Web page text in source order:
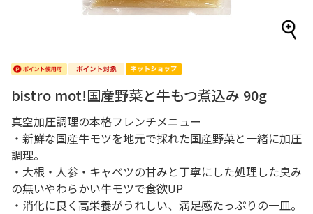
bistro mot!国産野菜と牛もつ煮込み 90g
真空加圧調理の本格フレンチメニュー
・新鮮な国産牛モツを地元で採れた国産野菜と一緒に加圧
調理。
・大根・人参・キャベツの甘みと丁寧にした処理した臭み
の無いやわらかい牛モツで食欲UP
・消化に良く高栄養がうれしい、満足感たっぷりの一皿。